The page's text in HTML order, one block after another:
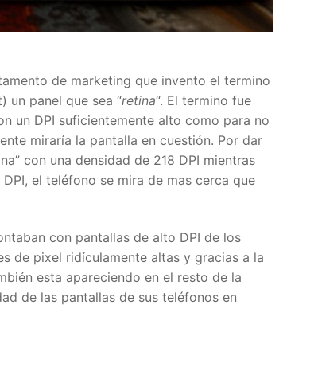
de marketing que invento el termino
un panel que sea “retina“. El termino fue
un DPI suficientemente alto como para no
miraría la pantalla en cuestión. Por dar
con una densidad de 218 DPI mientras
el teléfono se mira de mas cerca que
con pantallas de alto DPI de los
de pixel ridículamente altas y gracias a la
esta apareciendo en el resto de la
de las pantallas de sus teléfonos en